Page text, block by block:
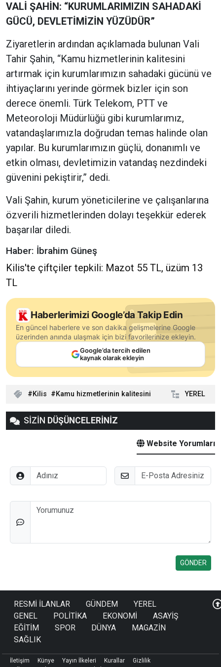
VALİ ŞAHİN: “KURUMLARIMIZIN SAHADAKİ
GÜCÜ, DEVLETİMİZİN YÜZÜDÜR”
Ziyaretlerin ardından açıklamada bulunan Vali
Tahir Şahin, “Kamu hizmetlerinin kalitesini
artırmak için kurumlarımızın sahadaki gücünü ve
ihtiyaçlarını yerinde görmek bizler için son
derece önemli. Türk Telekom, PTT ve
Meteoroloji Müdürlüğü gibi kurumlarımız,
vatandaşlarımızla doğrudan temas halinde olan
yapılar. Bu kurumlarımızın güçlü, donanımlı ve
etkin olması, devletimizin vatandaş nezdindeki
güvenini pekiştirir,” dedi.
Vali Şahin, kurum yöneticilerine ve çalışanlarına
özverili hizmetlerinden dolayı teşekkür ederek
başarılar diledi.
Haber: İbrahim Güneş
Kilis'te çiftçiler tepkili: Mazot 55 TL, üzüm 13
TL
Haberlerimizi Google’da Takip Edin
En güncel haberlere ve son dakika gelişmelerine Google
üzerinden anında ulaşmak için bizi favorilerinize ekleyin.
Google’da tercih edilen
kaynak olarak ekleyin
Kilis Kamu hizmetlerinin kalitesini YEREL
SİZİN DÜŞÜNCELERİNİZ
Website Yorumları
Adınız E-Posta
Düşünceleriniz
RESMİ İLANLAR GÜNDEM
YEREL
GENEL
POLİTİKA EKONOMİ
ASAYİŞ
EĞİTİM
SPOR DÜNYA
MAGAZİN
SAĞLIK
İletişim Künye Yayın İlkeleri Kurallar
Gizlilik